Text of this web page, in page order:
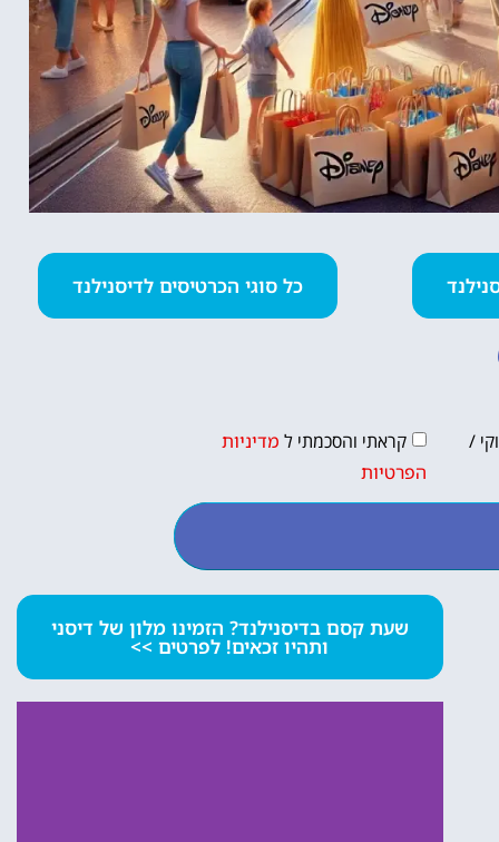
כל סוגי הכרטיסים לדיסנילנד
/
קראתי והסכמתי ל מדיניות
הפרטיות
שעת קסם בדיסנילנד? הזמינו מלון של דיסני
ותהיו זכאים! לפרטים >>